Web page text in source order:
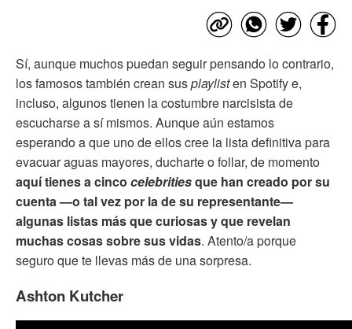
Sí, aunque muchos puedan seguir pensando lo contrario,
los famosos también crean susplaylisten Spotify e,
incluso, algunos tienen la costumbre narcisista de
escucharse a sí mismos. Aunque aún estamos
esperando a que uno de ellos cree la lista definitiva para
evacuar aguas mayores, ducharte o follar, de momento
aquí tienes a cinco celebritiesque han creado por su
cuenta —o tal vez por la de su representante—
algunas listas más que curiosas y que revelan
muchas cosas sobre sus vidas. Atento/a porque
seguro que te llevas más de una sorpresa.
Ashton Kutcher